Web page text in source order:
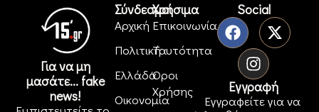
Για να μη
μασάτε... fake
news!
Σύνδεσμοι
Αρχική
Πολιτική
Ελλάδα
Οικονομία
Χρήσιμα
Επικοινωνία
Ταυτότητα
Όροι
Χρήσης
Social
Εγγραφή
Εγγραφείτε για να